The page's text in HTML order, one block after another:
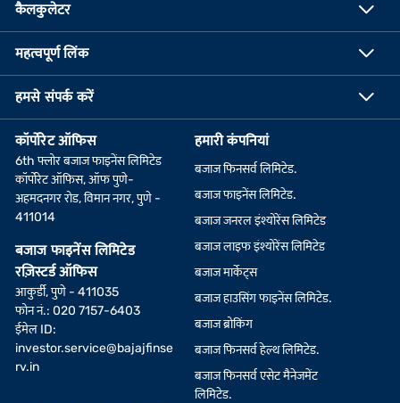
कैलकुलेटर
महत्वपूर्ण लिंक
हमसे संपर्क करें
कॉर्पोरेट ऑफिस
6th फ्लोर बजाज फाइनेंस लिमिटेड
कॉर्पोरेट ऑफिस, ऑफ पुणे-
अहमदनगर रोड, विमान नगर, पुणे -
411014
बजाज फाइनेंस लिमिटेड
रज़िस्टर्ड ऑफिस
आकुर्डी, पुणे - 411035
फोन नं.: 020 7157-6403
ईमेल ID:
investor.service@bajajfinse
rv.in
हमारी कंपनियां
बजाज फिनसर्व लिमिटेड.
बजाज फाइनेंस लिमिटेड.
बजाज जनरल इंश्योरेंस लिमिटेड
बजाज लाइफ इंश्योरेंस लिमिटेड
बजाज मार्केट्स
बजाज हाउसिंग फाइनेंस लिमिटेड.
बजाज ब्रोकिंग
बजाज फिनसर्व हेल्थ लिमिटेड.
बजाज फिनसर्व एसेट मैनेजमेंट
लिमिटेड.